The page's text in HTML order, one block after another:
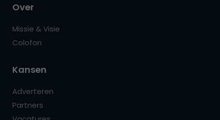
Over
Missie & Visie
Colofon
Kansen
Adverteren
Partners